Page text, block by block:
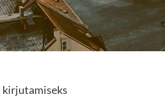
kirjutamiseks